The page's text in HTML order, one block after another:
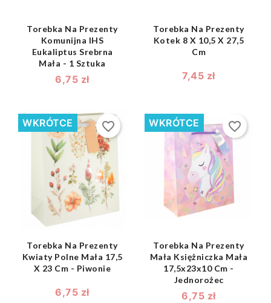
Torebka Na Prezenty
Komunijna IHS
Eukaliptus Srebrna
Mała - 1 Sztuka
6,75 zł
Torebka Na Prezenty
Kotek 8 X 10,5 X 27,5
Cm
7,45 zł
shopping_bag 
Torebka Na Prezenty
Kwiaty Polne Mała 17,5
X 23 Cm - Piwonie
6,75 zł
WKRÓTCE favorite_border
shopping_bag 
Torebka Na Prezenty
Mała Księżniczka Mała
17,5x23x10 Cm -
Jednorożec
6,75 zł
WKRÓTCE favorite_border